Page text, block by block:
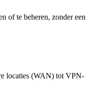
of te beheren, zonder een
locaties (WAN) tot VPN-